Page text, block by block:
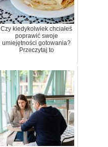
Czy kiedykolwiek chciałeś
poprawić swoje
umiejętności gotowania?
Przeczytaj to